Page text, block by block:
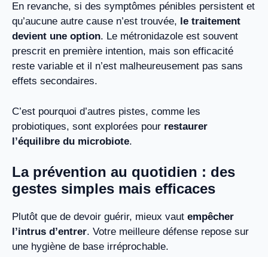
En revanche, si des symptômes pénibles persistent et
qu’aucune autre cause n’est trouvée, le traitement
devient une option. Le métronidazole est souvent
prescrit en première intention, mais son efficacité
reste variable et il n’est malheureusement pas sans
effets secondaires.
C’est pourquoi d’autres pistes, comme les
probiotiques, sont explorées pour restaurer
l’équilibre du microbiote.
La prévention au quotidien : des
gestes simples mais efficaces
Plutôt que de devoir guérir, mieux vaut empêcher
l’intrus d’entrer. Votre meilleure défense repose sur
une hygiène de base irréprochable.